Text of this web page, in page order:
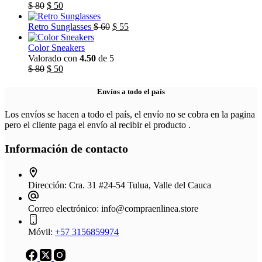
$ 45.$ 30.
$80 El
precio
original
era:
$ 80.
$ 50El
precio
actual
es:
$ 50.
Retro Sunglasses $60 El
era:
$ 55El
Color Sneakers
Valorado con 4.50 de 5
$80 El
$ 80.
$ 50El
Envíos a todo el país
Los envíos se hacen a todo el país, el envío no se cobra en la pagina
pero el cliente paga el envío al recibir el producto .
Información de contacto
Dirección: Cra. 31 #24-54 Tulua, Valle del Cauca
Correo electrónico: info@compraenlinea.store
Móvil: +57 3156859974